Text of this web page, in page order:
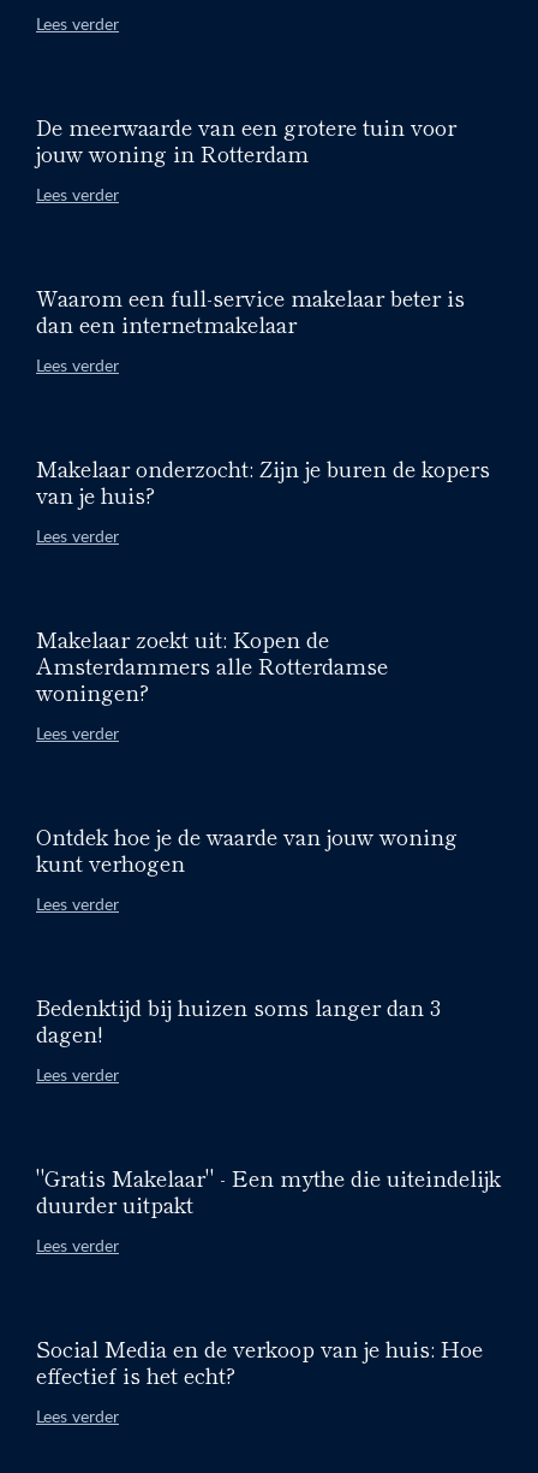
Lees verder
De meerwaarde van een grotere tuin voor
jouw woning in Rotterdam
Lees verder
Waarom een full-service makelaar beter is
dan een internetmakelaar
Lees verder
Makelaar onderzocht: Zijn je buren de kopers
van je huis?
Lees verder
Makelaar zoekt uit: Kopen de
Amsterdammers alle Rotterdamse
woningen?
Lees verder
Ontdek hoe je de waarde van jouw woning
kunt verhogen
Lees verder
Bedenktijd bij huizen soms langer dan 3
dagen!
Lees verder
"Gratis Makelaar" - Een mythe die uiteindelijk
duurder uitpakt
Lees verder
Social Media en de verkoop van je huis: Hoe
effectief is het echt?
Lees verder